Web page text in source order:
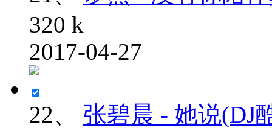
320 k
2017-04-27
22、
张碧晨 - 她说(DJ